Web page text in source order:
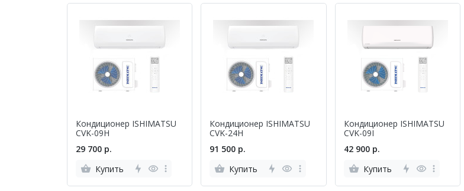
Кондиционер ISHIMATSU
CVK-09H
29 700 р.
Купить
Кондиционер ISHIMATSU
CVK-24H
91 500 р.
Купить
Кондиционер ISHIMATSU
CVK-09I
42 900 р.
Купить